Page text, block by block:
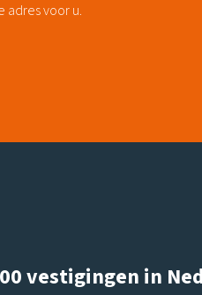
adres voor u.
vestigingen in